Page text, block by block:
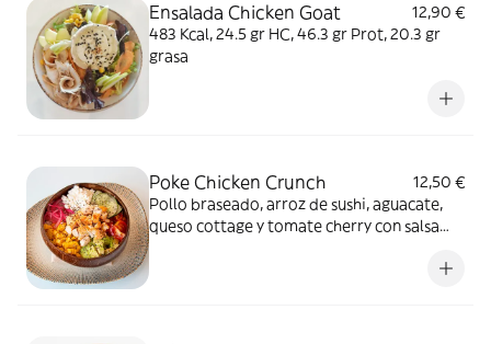
Ensalada Chicken Goat
12,90 €
483 Kcal, 24.5 gr HC, 46.3 gr Prot, 20.3 gr
grasa
Poke Chicken Crunch
12,50 €
Pollo braseado, arroz de sushi, aguacate,
queso cottage y tomate cherry con salsa